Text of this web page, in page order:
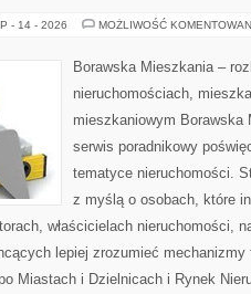
- 14 - 2026 MOŻLIWOŚĆ
Borawska Mieszkania –
nieruchomościach,
mieszkaniowym Borawska
serwis poradnikowy
tematyce nieruchomości.
z myślą o osobach, które
właścicielach nieruchomości,
lepiej zrozumieć mechanizmy
Miastach i Dzielnicach i Rynek